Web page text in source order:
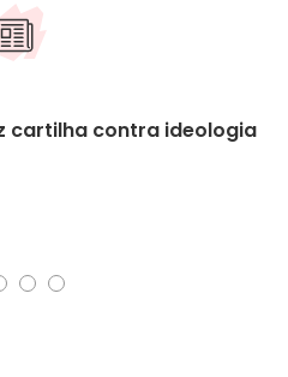
cartilha contra ideologia